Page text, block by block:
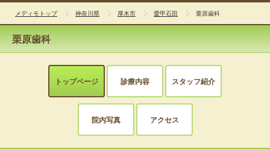
メディモトップ 神奈川県 厚木市 愛甲石田 栗原歯科
栗原歯科
トップページ 診療内容 スタッフ紹介
院内写真 アクセス